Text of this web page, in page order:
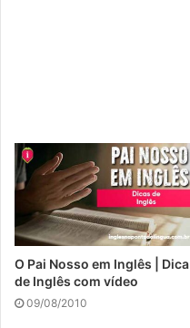
O Pai Nosso em Inglês | Dica
de Inglês com vídeo
09/08/2010